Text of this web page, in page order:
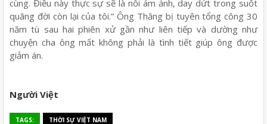
cùng. Điều này thực sự sẽ là nỗi ám ảnh, day dứt trong suốt
quãng đời còn lại của tôi.” Ông Thăng bị tuyên tổng công 30
năm tù sau hai phiên xử gần như liên tiếp và dường như
chuyện cha ông mất không phải là tình tiết giúp ông được
giảm án.
Người Việt
TAGS: THỜI SỰ VIỆT NAM